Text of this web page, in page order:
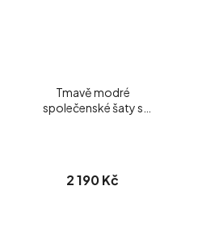
Tmavě modré
společenské šaty s
2 190 Kč